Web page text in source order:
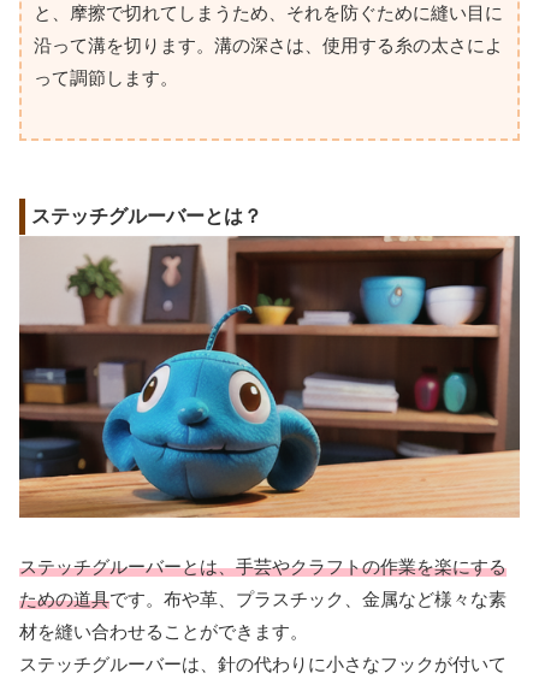
と、摩擦で切れてしまうため、それを防ぐために縫い目に
沿って溝を切ります。溝の深さは、使用する糸の太さによ
って調節します。
ステッチグルーバーとは？
ステッチグルーバーとは、手芸やクラフトの作業を楽にする
ための道具です。布や革、プラスチック、金属など様々な素
材を縫い合わせることができます。
ステッチグルーバーは、針の代わりに小さなフックが付いて